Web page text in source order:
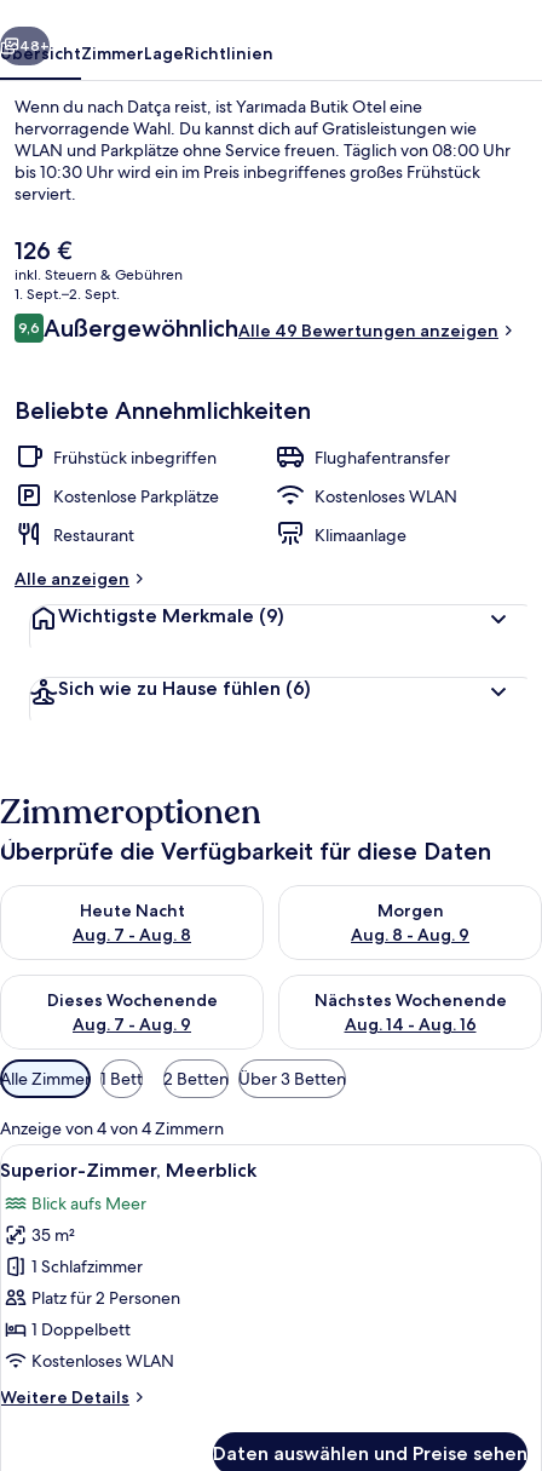
Weiter
48+
ÜbersichtZimmerLageRichtlinien
Wenn du nach Datça reist, ist Yarımada Butik Otel eine
hervorragende Wahl. Du kannst dich auf Gratisleistungen wie
WLAN und Parkplätze ohne Service freuen. Täglich von 08:00 Uhr
bis 10:30 Uhr wird ein im Preis inbegriffenes großes Frühstück
serviert.
Der
aktuelle
Preis
beträgt
126 €.
126 €
inkl. Steuern & Gebühren
1. Sept.–2. Sept.
Bewertungen
9,69,6 von 10.
AußergewöhnlichAlle 49 Bewertungen anzeigen
Beliebte Annehmlichkeiten
Frühstück inbegriffen
Flughafentransfer
Kostenlose Parkplätze
Kostenloses WLAN
Restaurant
Klimaanlage
Alle anzeigen
Wichtigste Merkmale (9)
Sich wie zu Hause fühlen (6)
Zimmeroptionen
Überprüfe die Verfügbarkeit für diese Daten
Heute Nacht
Aug. 7 - Aug. 8
Überprüfe die Verfügbarkeit für heute Nacht, Aug. 7 - Aug. 8.
Morgen
Aug. 8 - Aug. 9
Überprüfe die Verfügbarkeit
Dieses Wochenende
Aug. 7 - Aug. 9
Überprüfe die Verfügbarkeit für dieses Wochenende, Aug. 7
Nächstes Wochenende
Aug. 14 - Aug. 16
Überprüfe die Verfügbarkeit
Verfügbare
Filter
für
Zimmer
Alle Zimmer 1 Bett 2 Betten Über 3 Betten
Anzeige von 4 von 4 Zimmern
Alle
Fotos
für
Superior-
Zimmer,
Meerblick
anzeigen
Ein Hotelzimmer mit zwei Betten,
6
Superior-Zimmer, Meerblick
Blick aufs Meer
35 m²
1 Schlafzimmer
Platz für 2 Personen
1 Doppelbett
Kostenloses WLAN
Weitere Details
Weitere
Daten auswählen und Preise sehen